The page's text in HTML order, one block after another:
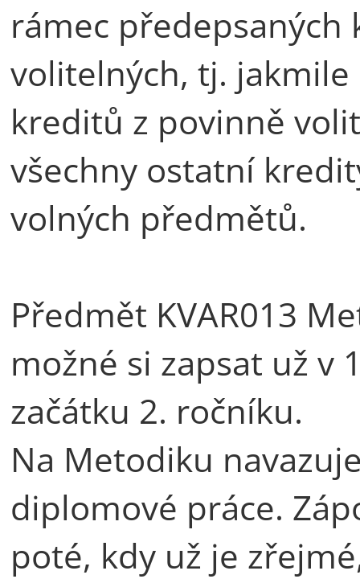
rámec
volitelných, tj.
kreditů z povinně
všechny ostatní
volných předmětů.
Předmět KVAR013
možné si zapsat už v
začátku 2. ročníku.
Na Metodiku
diplomové práce.
poté, kdy už je